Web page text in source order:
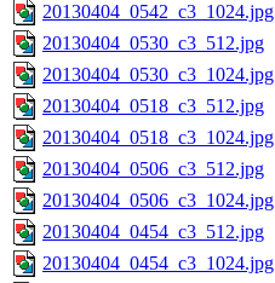
20130404_0542_c3_1024.jpg
20130404_0530_c3_512.jpg
20130404_0530_c3_1024.jpg
20130404_0518_c3_512.jpg
20130404_0518_c3_1024.jpg
20130404_0506_c3_512.jpg
20130404_0506_c3_1024.jpg
20130404_0454_c3_512.jpg
20130404_0454_c3_1024.jpg